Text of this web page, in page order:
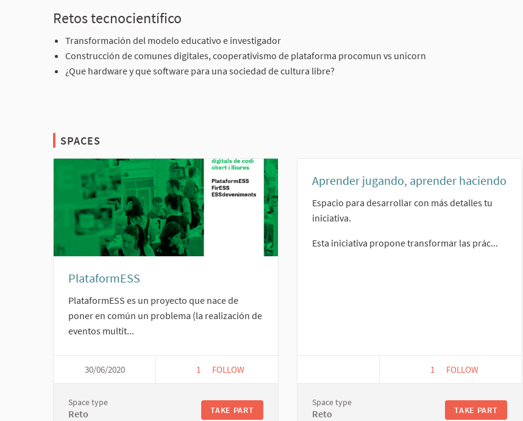
Retos tecnocientífico
Transformación del modelo educativo e investigador
Construcción de comunes digitales, cooperativismo de plataforma procomun vs unicorn
¿Que hardware y que software para una sociedad de cultura libre?
SPACES
PlataformESS
PlataformESS es un proyecto que nace de
poner en común un problema (la realización de
eventos multit...
30/06/2020 1 1 FOLLOWER
FOLLOW
Space type
Reto TAKE PART
Aprender jugando, aprender haciendo
Espacio para desarrollar con más detalles tu
iniciativa.
Esta iniciativa propone transformar las prác...
1 1 FOLLOWER
FOLLOW
Space type
Reto TAKE PART